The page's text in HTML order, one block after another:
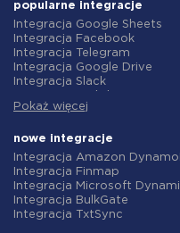
popularne integracje
Integracja Google Sheets
Integracja Facebook
Integracja Telegram
Integracja Google Drive
Integracja Slack
Integracja Gmail
Integracja ClickUp
Integracja Airtable
Integracja Google Contacts
Integracja OpenAI
Integracja Instagram
Integracja ActiveCampaign
Pokaż więcej
nowe integracje
Integracja Amazon
Integracja Finmap
Integracja Microsoft
Integracja BulkGate
Integracja TxtSync